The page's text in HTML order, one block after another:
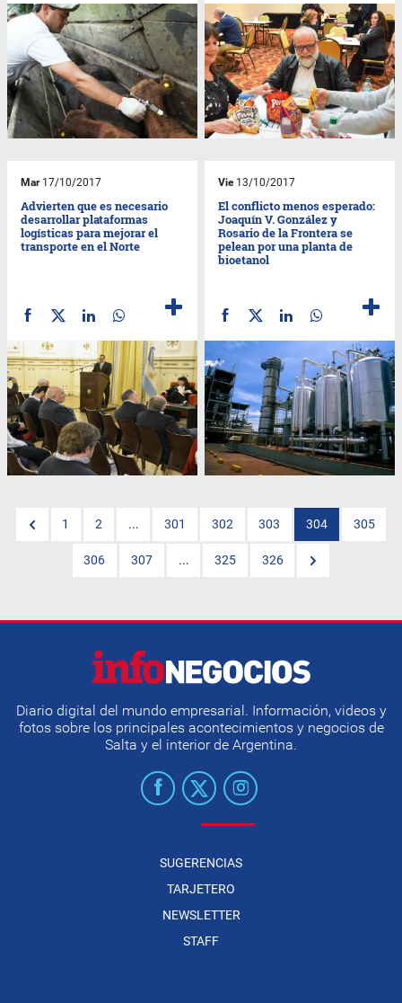
Mar17/10/2017
Advierten que es necesario
desarrollar plataformas
logísticas para mejorar el
transporte en el Norte
Vie13/10/2017
El conflicto menos esperado:
Joaquín V. González y
Rosario de la Frontera se
pelean por una planta de
bioetanol
1 2 ... 301 302 303 304 305
306 307 ... 325 326
Diario digital del mundo empresarial. Información, videos y
fotos sobre los principales acontecimientos y negocios de
Salta y el interior de Argentina.
SUGERENCIAS
TARJETERO
NEWSLETTER
STAFF